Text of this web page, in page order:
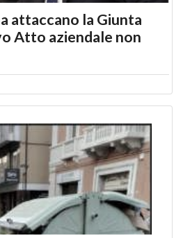
attaccano la Giunta
Atto aziendale non